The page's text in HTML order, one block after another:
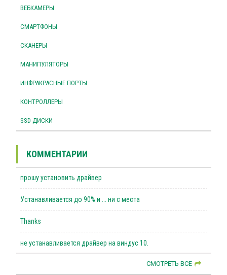
ВЕБКАМЕРЫ
СМАРТФОНЫ
СКАНЕРЫ
МАНИПУЛЯТОРЫ
ИНФРАКРАСНЫЕ ПОРТЫ
КОНТРОЛЛЕРЫ
SSD ДИСКИ
КОММЕНТАРИИ
прошу установить драйвер
Устанавливается до 90% и ... ни с места
Thanks
не устанавливается драйвер на виндус 10.
СМОТРЕТЬ ВСЕ